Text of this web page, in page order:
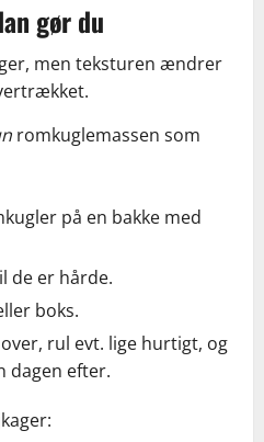
gør du
men teksturen ændrer
romkuglemassen som
på en bakke med
de er hårde.
boks.
rul evt. lige hurtigt, og
dagen efter.